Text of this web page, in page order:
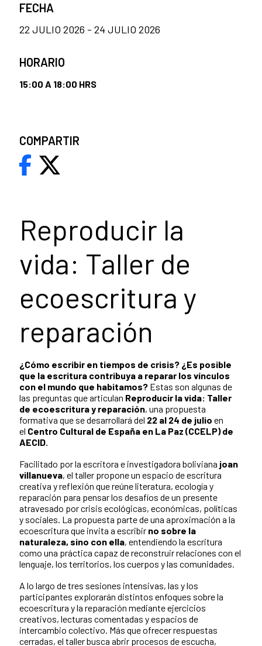
Reproducir la
vida: Taller de
ecoescritura y
reparación
¿Cómo escribir en tiempos de crisis? ¿Es posible
que la escritura contribuya a reparar los vínculos
con el mundo que habitamos? Estas son algunas de
las preguntas que articulan Reproducir la vida: Taller
de ecoescritura y reparación, una propuesta
formativa que se desarrollará del 22 al 24 de julio en
el Centro Cultural de España en La Paz (CCELP) de
AECID.
Facilitado por la escritora e investigadora boliviana joan
villanueva, el taller propone un espacio de escritura
creativa y reflexión que reúne literatura, ecología y
reparación para pensar los desafíos de un presente
atravesado por crisis ecológicas, económicas, políticas
y sociales. La propuesta parte de una aproximación a la
ecoescritura que invita a escribir no sobre la
naturaleza, sino con ella, entendiendo la escritura
como una práctica capaz de reconstruir relaciones con el
lenguaje, los territorios, los cuerpos y las comunidades.
A lo largo de tres sesiones intensivas, las y los
participantes explorarán distintos enfoques sobre la
ecoescritura y la reparación mediante ejercicios
creativos, lecturas comentadas y espacios de
intercambio colectivo. Más que ofrecer respuestas
cerradas, el taller busca abrir procesos de escucha,
FECHA
22 JULIO 2026 - 24 JULIO 2026
HORARIO
15:00 A 18:00 HRS
COMPARTIR